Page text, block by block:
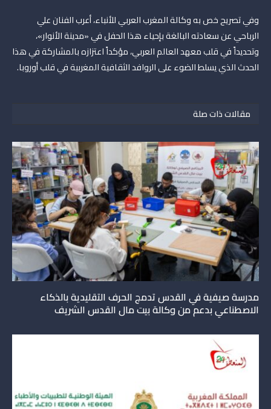
وفي تصريح خص به وكالة المغرب العربي للأنباء، أعرب الفنان علي
الرباحي عن سعادته البالغة بإحياء هذا الحفل في «مدينة الأنوار»،
وتحديداً في قلب معهد العالم العربي، مؤكداً اعتزازه بالمشاركة في هذا
الحدث الذي يسلط الضوء على الروافد الثقافية المغربية في قلب أوروبا.
مقالات ذات صلة
مدرسة صيفية في القدس تدمج الحرف التقليدية بالذكاء
الاصطناعي بدعم من وكالة بيت مال القدس الشريف